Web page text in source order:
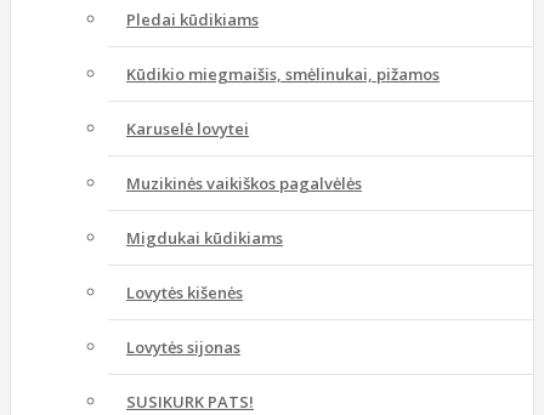
Pledai kūdikiams
Kūdikio miegmaišis, smėlinukai, pižamos
Karuselė lovytei
Muzikinės vaikiškos pagalvėlės
Migdukai kūdikiams
Lovytės kišenės
Lovytės sijonas
SUSIKURK PATS!